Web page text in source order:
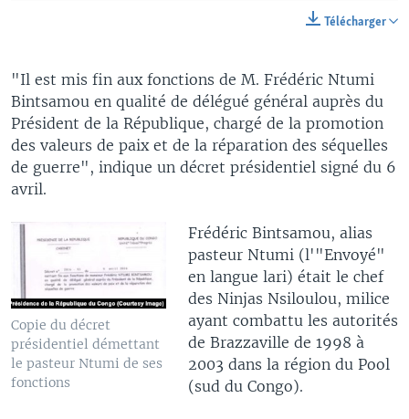
Télécharger
"Il est mis fin aux fonctions de M. Frédéric Ntumi
Bintsamou en qualité de délégué général auprès du
Président de la République, chargé de la promotion
des valeurs de paix et de la réparation des séquelles
de guerre", indique un décret présidentiel signé du 6
avril.
Copie du décret
présidentiel démettant
le pasteur Ntumi de ses
fonctions
Frédéric Bintsamou, alias
pasteur Ntumi (l'"Envoyé"
en langue lari) était le chef
des Ninjas Nsiloulou, milice
ayant combattu les autorités
de Brazzaville de 1998 à
2003 dans la région du Pool
(sud du Congo).